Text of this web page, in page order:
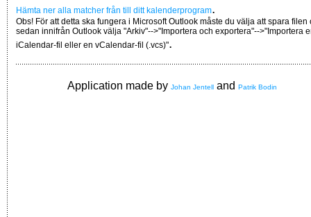
Hämta ner alla matcher från till ditt kalenderprogram.
Obs! För att detta ska fungera i Microsoft Outlook måste du välja att spara filen
sedan innifrån Outlook välja "Arkiv"-->"Importera och exportera"-->"Importera
iCalendar-fil eller en vCalendar-fil (.vcs)".
Application made by Johan Jentell and Patrik Bodin